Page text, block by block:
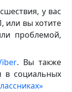
у вас
или вы хотите
проблемой,
. Вы также
в социальных